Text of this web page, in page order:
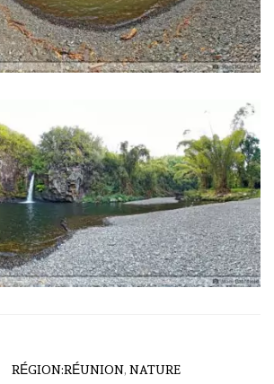
RÉGION:RÉUNION,NATURE